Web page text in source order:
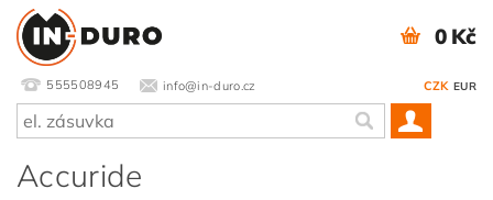
555508945 info@in-duro.cz CZK EUR
0 Kč
Accuride